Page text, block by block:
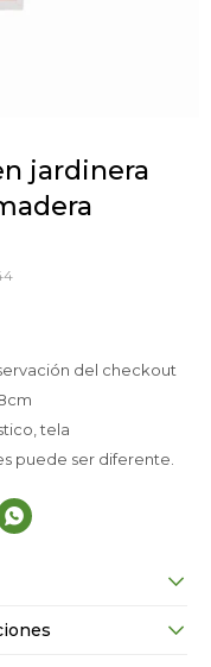
jardinera
del checkout
tela
puede ser diferente.
